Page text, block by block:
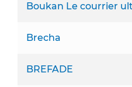
Boukan Le courrier
Brecha
BREFADE